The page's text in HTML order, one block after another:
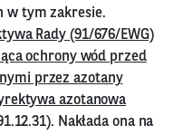
w tym zakresie.
Rady (91/676/EWG)
ochrony wód przed
przez azotany
azotanowa
Nakłada ona na